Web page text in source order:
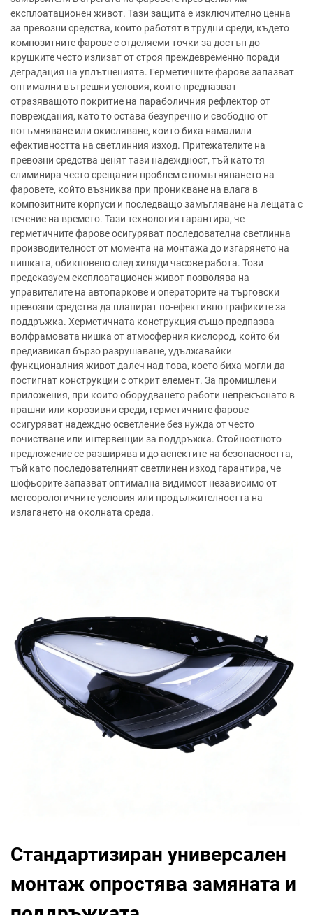
експлоатационен живот. Тази защита е изключително ценна
за превозни средства, които работят в трудни среди, където
композитните фарове с отделяеми точки за достъп до
крушките често излизат от строя преждевременно поради
деградация на уплътненията. Герметичните фарове запазват
оптимални вътрешни условия, които предпазват
отразяващото покритие на параболичния рефлектор от
повреждания, като то остава безупречно и свободно от
потъмняване или окисляване, които биха намалили
ефективността на светлинния изход. Притежателите на
превозни средства ценят тази надеждност, тъй като тя
елиминира често срещания проблем с помътняването на
фаровете, който възниква при проникване на влага в
композитните корпуси и последващо замъгляване на лещата с
течение на времето. Тази технология гарантира, че
герметичните фарове осигуряват последователна светлинна
производителност от момента на монтажа до изгарянето на
нишката, обикновено след хиляди часове работа. Този
предсказуем експлоатационен живот позволява на
управителите на автопаркове и операторите на търговски
превозни средства да планират по-ефективно графиките за
поддръжка. Херметичната конструкция също предпазва
волфрамовата нишка от атмосферния кислород, който би
предизвикал бързо разрушаване, удължавайки
функционалния живот далеч над това, което биха могли да
постигнат конструкции с открит елемент. За промишлени
приложения, при които оборудването работи непрекъснато в
прашни или корозивни среди, герметичните фарове
осигуряват надеждно осветление без нужда от често
почистване или интервенции за поддръжка. Стойностното
предложение се разширява и до аспектите на безопасността,
тъй като последователният светлинен изход гарантира, че
шофьорите запазват оптимална видимост независимо от
метеорологичните условия или продължителността на
излагането на околната среда.
Стандартизиран универсален
монтаж опростява замяната и